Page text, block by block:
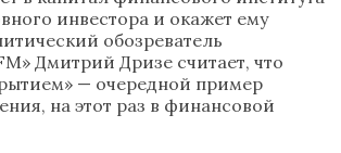
инвестора и окажет ему
обозреватель
Дмитрий Дризе считает, что
— очередной пример
на этот раз в финансовой